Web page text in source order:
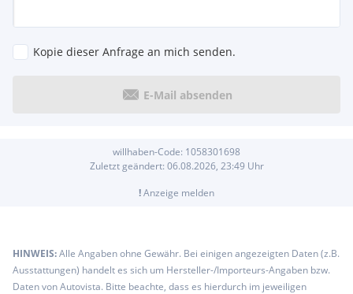
Kopie dieser Anfrage an mich senden.
E-Mail absenden
willhaben-Code: 1058301698
Zuletzt geändert: 06.08.2026, 23:49 Uhr
!Anzeige melden
HINWEIS:Alle Angaben ohne Gewähr. Bei einigen angezeigten Daten (z.B.
Ausstattungen) handelt es sich um Hersteller-/Importeurs-Angaben bzw.
Daten von Autovista. Bitte beachte, dass es hierdurch im jeweiligen